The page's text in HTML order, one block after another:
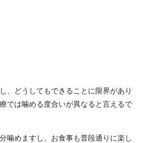
、どうしてもできることに限界があり
では噛める度合いが異なると言えるで
噛めますし、お食事も普段通りに楽し